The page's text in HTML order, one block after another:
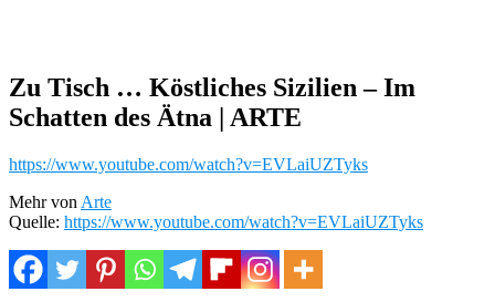
Zu Tisch … Köstliches Sizilien – Im
Schatten des Ätna | ARTE
https://www.youtube.com/watch?v=EVLaiUZTyks
Mehr von Arte
Quelle: https://www.youtube.com/watch?v=EVLaiUZTyks